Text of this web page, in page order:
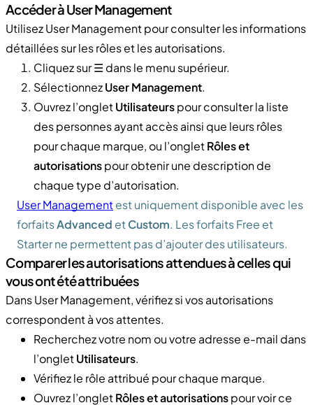
Accéder à User Management
Utilisez User Management pour consulter les informations
détaillées sur les rôles et les autorisations.
Cliquez sur ☰ dans le menu supérieur.
SélectionnezUser Management.
Ouvrez l’ongletUtilisateurspour consulter la liste
des personnes ayant accès ainsi que leurs rôles
pour chaque marque, ou l’ongletRôles et
autorisationspour obtenir une description de
chaque type d’autorisation.
User Managementest uniquement disponible avec les
forfaitsAdvanced etCustom. Les forfaits Free et
Starter ne permettent pas d’ajouter des utilisateurs.
Comparer les autorisations attendues à celles qui
vous ont été attribuées
Dans User Management, vérifiez si vos autorisations
correspondent à vos attentes.
Recherchez votre nom ou votre adresse e-mail dans
l’ongletUtilisateurs.
Vérifiez le rôle attribué pour chaque marque.
Ouvrez l’ongletRôles et autorisationspour voir ce